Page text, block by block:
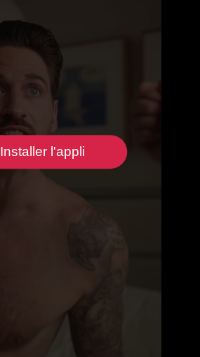
Installer l'appli